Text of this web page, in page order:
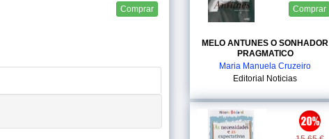
Comprar
Comprar
MELO ANTUNES O SONHADOR
PRAGMATICO
Maria Manuela Cruzeiro
Editorial Noticias